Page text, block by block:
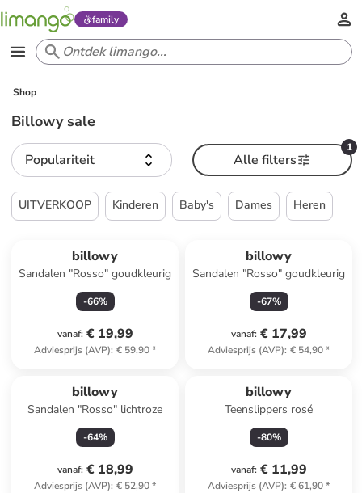
family
Shop
Billowy sale
Populariteit
1
Alle filters
UITVERKOOP Kinderen Baby's Dames Heren
billowy
Sandalen "Rosso" goudkleurig
-66%
vanaf: € 19,99
Adviesprijs (AVP): € 59,90*
billowy
Sandalen "Rosso" goudkleurig
-67%
vanaf: € 17,99
Adviesprijs (AVP): € 54,90*
billowy
Sandalen "Rosso" lichtroze
-64%
vanaf: € 18,99
Adviesprijs (AVP): € 52,90*
billowy
Teenslippers rosé
-80%
vanaf: € 11,99
Adviesprijs (AVP): € 61,90*